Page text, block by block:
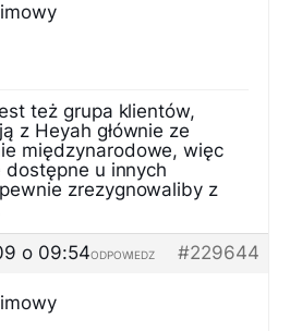
też grupa klientów,
z Heyah głównie ze
międzynarodowe, więc
dostępne u innych
zrezygnowaliby z
o 09:54
#229644
ODPOWIEDZ